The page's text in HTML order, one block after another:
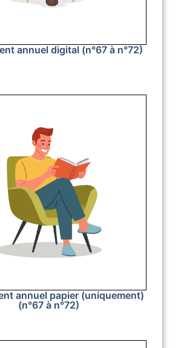
annuel digital (n°67 à n°72)
annuel papier (uniquement)
(n°67 à n°72)